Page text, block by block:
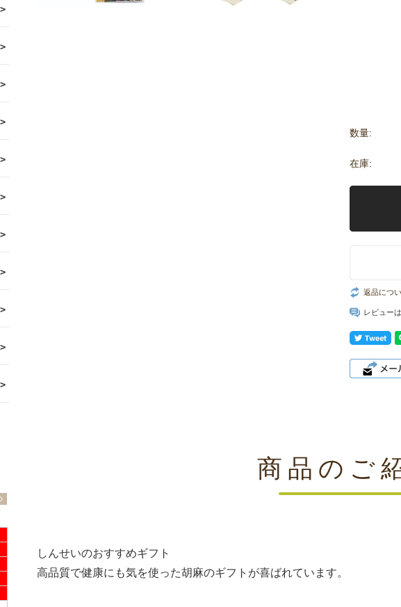
数量:
在庫:
返品につ
レビュー
商品のご
しんせいのおすすめギフト
高品質で健康にも気を使った胡麻のギフトが喜ばれています。